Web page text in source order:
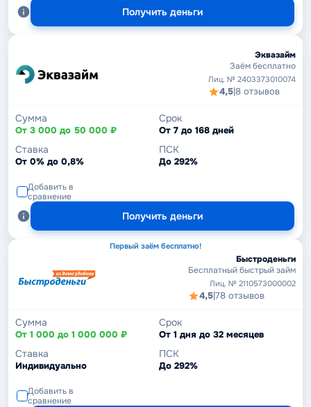
Получить деньги
Эквазайм
Заём бесплатно
Лиц. № 2403373010074
4,5|8 отзывов
Сумма
От 3 000 до 50 000 ₽
Срок
От 7 до 168 дней
Ставка
От 0% до 0,8%
ПСК
До 292%
Добавить в
сравнение
Получить деньги
Первый заём бесплатно!
Быстроденьги
Бесплатный быстрый займ
Лиц. № 2110573000002
4,5|78 отзывов
Сумма
От 1 000 до 1 000 000 ₽
Срок
От 1 дня до 32 месяцев
Ставка
Индивидуально
ПСК
До 292%
Добавить в
сравнение